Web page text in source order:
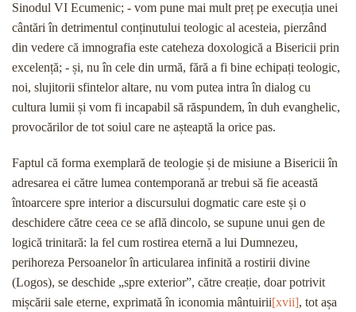
Sinodul VI Ecumenic; - vom pune mai mult preț pe execuția unei
cântări în detrimentul conținutului teologic al acesteia, pierzând
din vedere că imnografia este cateheza doxologică a Bisericii prin
excelență; - și, nu în cele din urmă, fără a fi bine echipați teologic,
noi, slujitorii sfintelor altare, nu vom putea intra în dialog cu
cultura lumii și vom fi incapabil să răspundem, în duh evanghelic,
provocărilor de tot soiul care ne așteaptă la orice pas.
Faptul că forma exemplară de teologie și de misiune a Bisericii în
adresarea ei către lumea contemporană ar trebui să fie această
întoarcere spre interior a discursului dogmatic care este și o
deschidere către ceea ce se află dincolo, se supune unui gen de
logică trinitară: la fel cum rostirea eternă a lui Dumnezeu,
perihoreza Persoanelor în articularea infinită a rostirii divine
(Logos), se deschide „spre exterior”, către creație, doar potrivit
mișcării sale eterne, exprimată în iconomia mântuirii[xvii], tot așa